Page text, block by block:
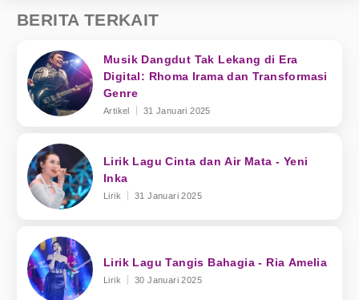
BERITA TERKAIT
Musik Dangdut Tak Lekang di Era
Digital: Rhoma Irama dan Transformasi
Genre
Artikel 31 Januari 2025
Lirik Lagu Cinta dan Air Mata - Yeni
Inka
Lirik 31 Januari 2025
Lirik Lagu Tangis Bahagia - Ria Amelia
Lirik 30 Januari 2025